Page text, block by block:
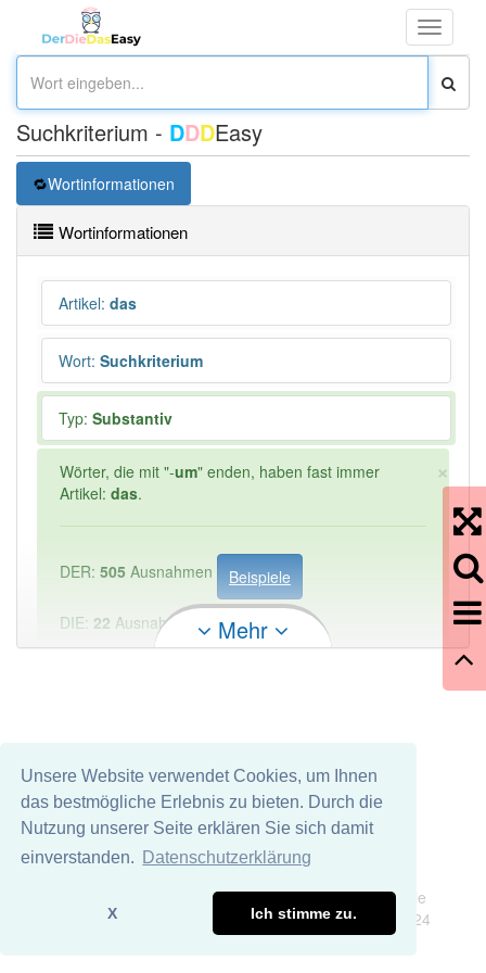
Unsere Website verwendet Cookies, um Ihnen
das bestmögliche Erlebnis zu bieten. Durch die
Nutzung unserer Seite erklären Sie sich damit
einverstanden.
Datenschutzerklärung
X Ich stimme zu.
Toggle
Suchkriterium - DDDEasy
Wortinformationen
Wortinformationen
Artikel: das
Wort: Suchkriterium
Typ: Substantiv
×
Wörter, die mit "-um" enden, haben fast immer
Artikel: das.
DER: 505 Ausnahmen Beispiele
DIE: 22 Ausnahmen
Beispiele
Häufigkeit: 2 von 10
Wörter mit Endung-suchkriteriumaber mit einem
anderen Artikel: -1
81% unserer Spielapp-Nutzer haben den Artikel
Mehr
Wir übernehmen keine Garantie und keine Haftung für die
Richtigkeit und Vollständigkeit dieser Seite. DDDEasy 2024